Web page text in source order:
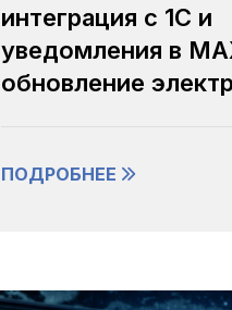
интеграция с 1С и
уведомления в
обновление
ПОДРОБНЕЕ